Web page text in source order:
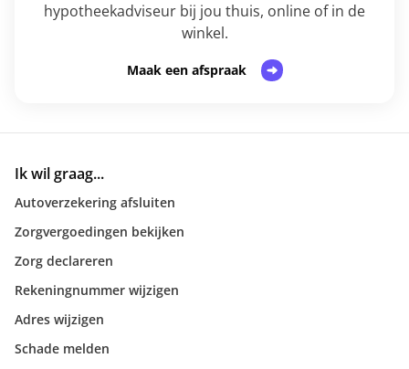
hypotheekadviseur bij jou thuis, online of in de
winkel.
Maak een afspraak
Ik wil graag...
Autoverzekering afsluiten
Zorgvergoedingen bekijken
Zorg declareren
Rekeningnummer wijzigen
Adres wijzigen
Schade melden